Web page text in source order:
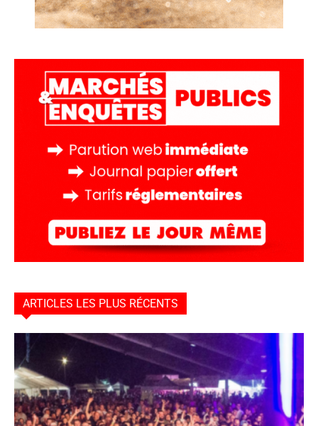
ARTICLES LES PLUS RÉCENTS